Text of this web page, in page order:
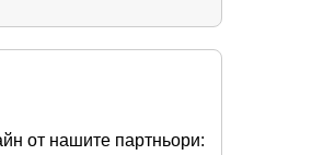
от нашите партньори: